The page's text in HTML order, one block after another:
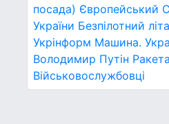
посада) Європейський
України Безпілотний
Укрінформ Машина.
Володимир Путін
Військовослужбовці